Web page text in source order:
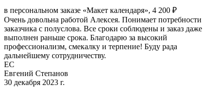
в персональном заказе «Макет календаря», 4 200 ₽
Очень довольна работой Алексея. Понимает потребности
заказчика с полуслова. Все сроки соблюдены и заказ даже
выполнен раньше срока. Благодарю за высокий
профессионализм, смекалку и терпение! Буду рада
дальнейшему сотрудничеству.
ЕС
Евгений Степанов
30 декабря 2023 г.